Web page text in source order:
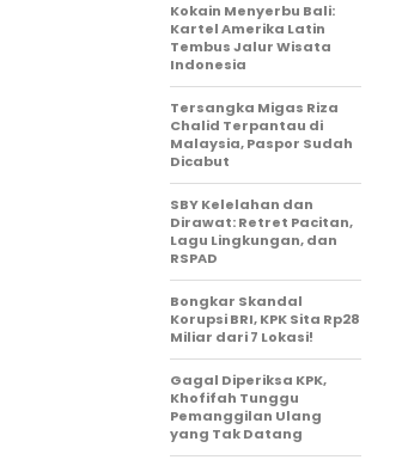
Kokain Menyerbu Bali:
Kartel Amerika Latin
Tembus Jalur Wisata
Indonesia
Tersangka Migas Riza
Chalid Terpantau di
Malaysia, Paspor Sudah
Dicabut
SBY Kelelahan dan
Dirawat: Retret Pacitan,
Lagu Lingkungan, dan
RSPAD
Bongkar Skandal
Korupsi BRI, KPK Sita Rp28
Miliar dari 7 Lokasi!
Gagal Diperiksa KPK,
Khofifah Tunggu
Pemanggilan Ulang
yang Tak Datang